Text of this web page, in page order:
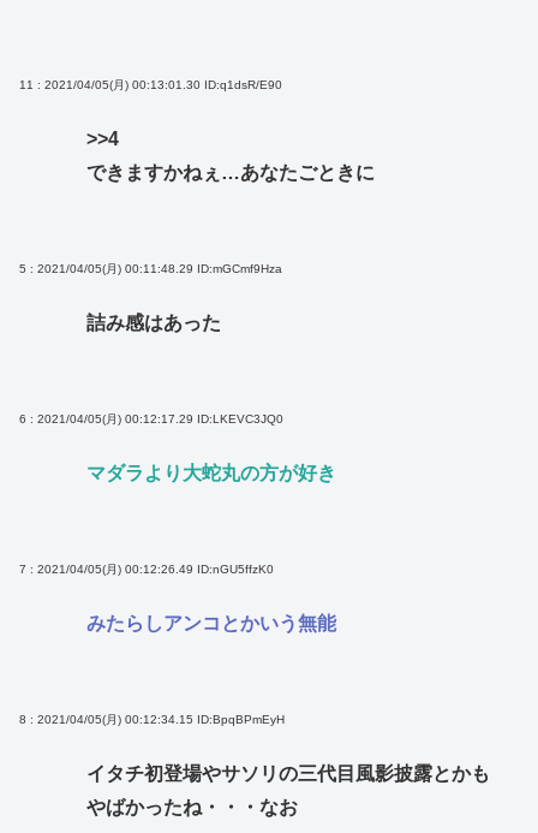
11 : 2021/04/05(月) 00:13:01.30 ID:q1dsR/E90
>>4
できますかねぇ…あなたごときに
5 : 2021/04/05(月) 00:11:48.29 ID:mGCmf9Hza
詰み感はあった
6 : 2021/04/05(月) 00:12:17.29 ID:LKEVC3JQ0
マダラより大蛇丸の方が好き
7 : 2021/04/05(月) 00:12:26.49 ID:nGU5ffzK0
みたらしアンコとかいう無能
8 : 2021/04/05(月) 00:12:34.15 ID:BpqBPmEyH
イタチ初登場やサソリの三代目風影披露とかも
やばかったね・・・なお